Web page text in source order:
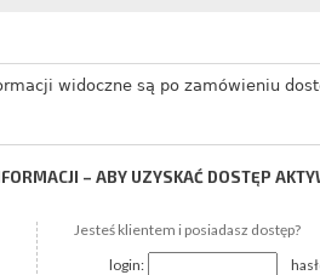
widoczne są po zamówieniu
– ABY UZYSKAĆ DOSTĘP
Jesteś klientem i posiadasz dostęp?
login: